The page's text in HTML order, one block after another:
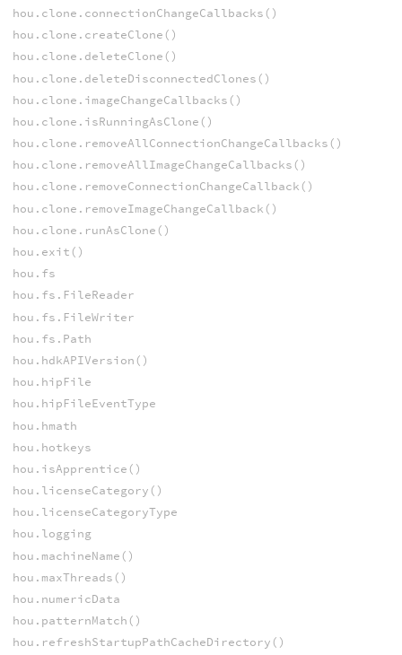
hou.clone.connectionChangeCallbacks()
hou.clone.createClone()
hou.clone.deleteClone()
hou.clone.deleteDisconnectedClones()
hou.clone.imageChangeCallbacks()
hou.clone.isRunningAsClone()
hou.clone.removeAllConnectionChangeCallbacks()
hou.clone.removeAllImageChangeCallbacks()
hou.clone.removeConnectionChangeCallback()
hou.clone.removeImageChangeCallback()
hou.clone.runAsClone()
hou.exit()
hou.fs
hou.fs.FileReader
hou.fs.FileWriter
hou.fs.Path
hou.hdkAPIVersion()
hou.hipFile
hou.hipFileEventType
hou.hmath
hou.hotkeys
hou.isApprentice()
hou.licenseCategory()
hou.licenseCategoryType
hou.logging
hou.machineName()
hou.maxThreads()
hou.numericData
hou.patternMatch()
hou.refreshStartupPathCacheDirectory()